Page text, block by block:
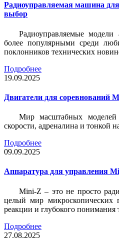
Радиоуправляемая машина
выбор
Радиоуправляемые модели
более популярными среди
поклонников технических
Подробнее
19.09.2025
Двигатели для соревнований
Мир масштабных
скорости, адреналина и тонкой
Подробнее
09.09.2025
Аппаратура для управления
Mini-Z – это не просто
целый мир микроскопических
реакции и глубокого понимания
Подробнее
27.08.2025